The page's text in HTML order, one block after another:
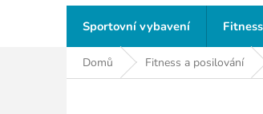
Sportovní vybavení
Domů Fitness a posilování
P